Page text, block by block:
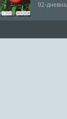
92-